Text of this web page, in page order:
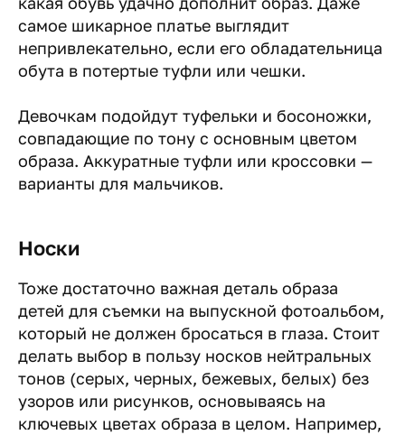
самое шикарное платье выглядит
непривлекательно, если его обладательница
обута в потертые туфли или чешки.
Девочкам подойдут туфельки и босоножки,
совпадающие по тону с основным цветом
образа. Аккуратные туфли или кроссовки —
варианты для мальчиков.
Носки
Тоже достаточно важная деталь образа
детей для съемки на выпускной фотоальбом,
который не должен бросаться в глаза. Стоит
делать выбор в пользу носков нейтральных
тонов (серых, черных, бежевых, белых) без
узоров или рисунков, основываясь на
ключевых цветах образа в целом. Например,